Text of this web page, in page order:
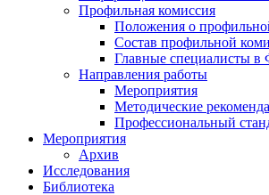
Профильная комиссия
Положения о
Состав профильной
Главные специалисты
Направления работы
Мероприятия
Методические
Профессиональный
Мероприятия
Архив
Исследования
Библиотека